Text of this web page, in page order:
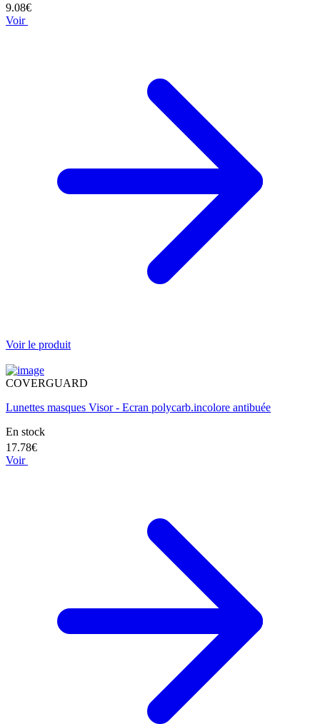
9.08€
Voir
Voir le produit
COVERGUARD
Lunettes masques Visor - Ecran polycarb.incolore antibuée
En stock
17.78€
Voir